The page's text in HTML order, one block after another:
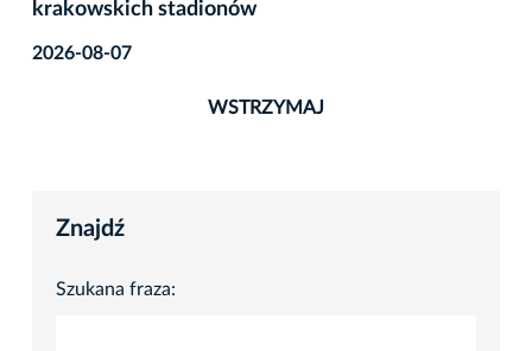
krakowskich stadionów
2026-08-07
WSTRZYMAJ
Znajdź
Szukana fraza: